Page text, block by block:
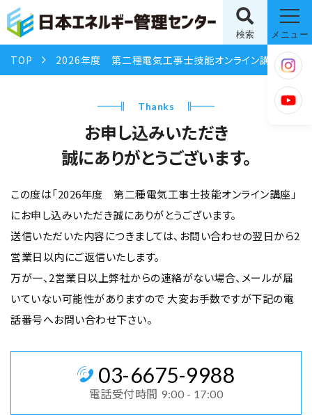
検索 メニュー
TOP 2026年度 第二種電気工事士技能オンライン講座
Thanks
お申し込みいただき
誠にありがとうございます。
この度は「2026年度 第二種電気工事士技能オンライン講座」
にお申し込みいただき誠にありがとうございます。
送信いただいた内容につきましては、お問い合わせの翌日から2
営業日以内にご返信いたします。
万が一、2営業日以上弊社からの連絡がない場合、メールが届
いていない可能性がありますので 大変お手数ですが下記の電
話番号へお問い合わせ下さい。
03-6675-9988
電話受付時間 9:00 - 17:00